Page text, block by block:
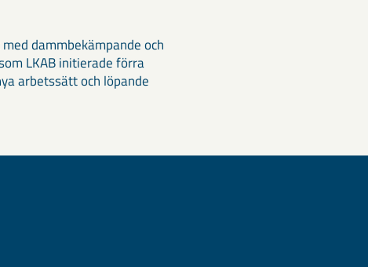
dammbekämpande och
LKAB initierade förra
arbetssätt och löpande